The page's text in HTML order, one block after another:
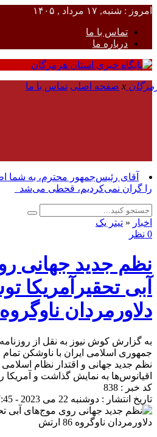
امروز : شنبه, ۱۷ مرداد , ۱۴۰۵
تماس با ما
درباره ما
x صفحه اصلی تماس با ما
آقای رئیس‌جمهور محترم، به شما
را گران نمی‌کردیم، قحطی می‌شد_
اخبار « تیتر یک
0 نظر
نظم جدید جهانی
آبی تحقیرآمریکا
دلاورمردان ناوگروه 86 ارتش
به گزارش کوش نیوز به نقل از
جمهوری اسلامی ایران با ناوشکن تمام
نظم جدید جهانی و اقتدار نظام
اقیانوس‌ها به نمایش گذاشت و آمریکا
کد خبر : 838
تاریخ انتشار : دوشنبه 22 می 2023 - 7:45